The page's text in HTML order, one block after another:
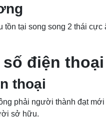
tại song song 2 thái
điện
thoại
phải người thành đạt
sở hữu.